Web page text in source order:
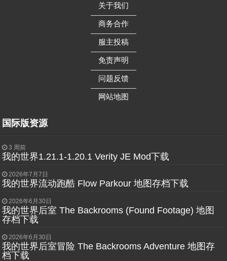
关于我们
——————
商务合作
——————
服主投稿
——————
免责声明
——————
问题反馈
——————
网站地图
国际版资源
3 周前
我的世界1.21.1-1.20.1 Verity JE Mod下载
2026年7月7日
我的世界流动跑酷 Flow Parkour 地图存档下载
2026年6月30日
我的世界后室 The Backrooms (Found Footage) 地图
存档下载
2026年6月30日
我的世界后室冒险 The Backrooms Adventure 地图存
档下载